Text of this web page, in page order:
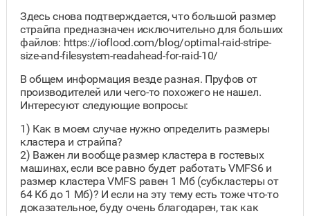
Здесь снова подтверждается, что большой размер
страйпа предназначен исключительно для больших
файлов: https://ioflood.com/blog/optimal-raid-stripe-
size-and-filesystem-readahead-for-raid-10/
В общем информация везде разная. Пруфов от
производителей или чего-то похожего не нашел.
Интересуют следующие вопросы:
1) Как в моем случае нужно определить размеры
кластера и страйпа?
2) Важен ли вообще размер кластера в гостевых
машинах, если все равно будет работать VMFS6 и
размер кластера VMFS равен 1 Мб (субкластеры от
64 Кб до 1 Мб)? И если на эту тему есть тоже что-то
доказательное, буду очень благодарен, так как